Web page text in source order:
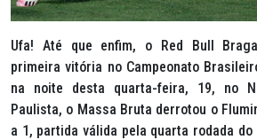
Ufa! Até que enfim, o Red Bull
primeira vitória no Campeonato
na noite desta quarta-feira, 19, no
Paulista, o Massa Bruta derrotou o
a 1, partida válida pela quarta rodada